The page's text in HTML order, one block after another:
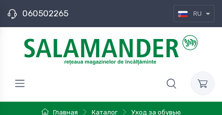
060502265 RU
Главная Каталог
Уход за обувью